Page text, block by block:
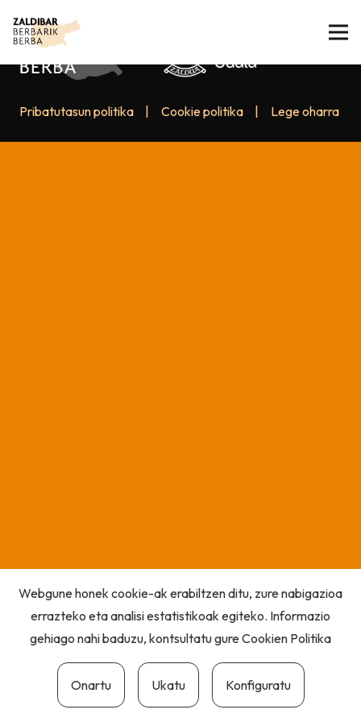
Pribatutasun politika Cookie politika Lege oharra
Webgune honek cookie-ak erabiltzen ditu, zure nabigazioa
errazteko eta analisi estatistikoak egiteko. Informazio
gehiago nahi baduzu, kontsultatu gureCookien Politika
Onartu Ukatu Konfiguratu